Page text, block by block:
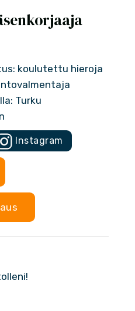
koulutettu hieroja
Turku
Instagram